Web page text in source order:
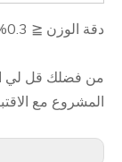
دقة الوزن ≦ 0.3%.
من فضلك قل لي
المشروع مع